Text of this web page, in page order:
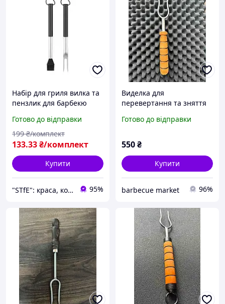
Набір для гриля вилка та
пензлик для барбекю
Готово до відправки
133.33₴/комплект
199 ₴/комплект
Купити
"STfE": краса, комфорт і задоволення! 95%
Виделка для
перевертання та зняття
Готово до відправки
550₴
Купити
barbecue market 96%